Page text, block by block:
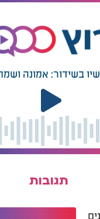
בשידור: אמונה
תגובות